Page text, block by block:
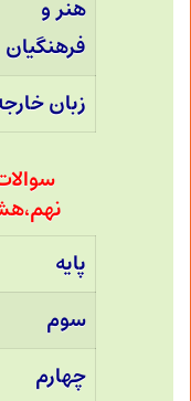
هنر و
فرهنگیان
زبان
پایه
سوم
چهارم